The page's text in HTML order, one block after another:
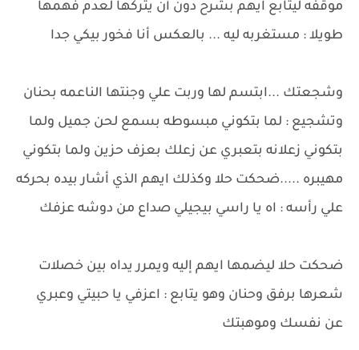
موقفه ليتابع ايهم بشرح دون أن يتركها لعدم فهمها
طويلا : مستغربه ليه ... بالعكس أنا فخور بيكي جدا
وشجعتك ...ابتسم لها وربت علي وجنتها الناعمه بحنان
وتشجيع : لما بتكوني مبسوطه بسمع لحن جميل ولما
بتكوني زعلانه بتعبري عن زعلك بعزف حزين ولما بتكوني
مهيبره .....ضحكت حلا وكذلك ايهم الذي أشار بيده بحركه
علي رأسه : اه يا راسي بيجيلي صداع من دوشه عزفك
ضحكت حلا ليضمها ايهم إليه ويمرر يداه بين خصلات
شعرها برفق وحنان وهو يتابع : اعزفي يا حبيتي وعبري
عن نفسك وموهبتك